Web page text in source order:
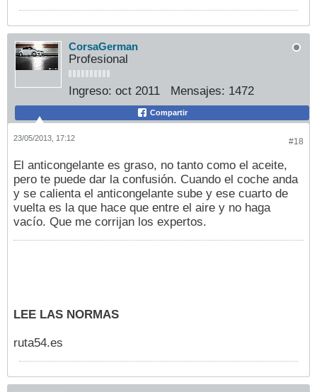
CorsaGerman
Profesional
Ingreso: oct 2011 Mensajes: 1472
Compartir
#18
23/05/2013, 17:12
El anticongelante es graso, no tanto como el aceite,
pero te puede dar la confusión. Cuando el coche anda
y se calienta el anticongelante sube y ese cuarto de
vuelta es la que hace que entre el aire y no haga
vacío. Que me corrijan los expertos.
LEE LAS NORMAS
ruta54.es